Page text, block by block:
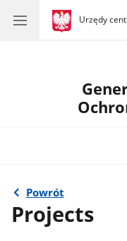
gov.pl
Urzędy
gov.pl
Urzędy
Powrót
Projects